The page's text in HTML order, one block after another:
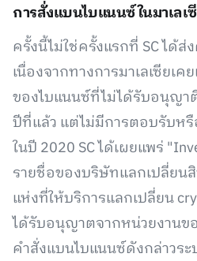
การสั่งแบนไบแนนซ์ในมาเลเ
ครั้งนี้ไม่ใช่ครั้งแรกที่ SC ได้ส่
เนื่องจากทางการมาเลเซียเ
ของไบแนนซ์ที่ไม่ได้รับอนุญา
ปีที่แล้ว แต่ไม่มีการตอบรับหรื
ในปี 2020 SC ได้เผยแพร่
รายชื่อของบริษัทแลกเปลี่ย
แห่งที่ให้บริการแลกเปลี่ยน
ได้รับอนุญาตจากหน่วยงานขอ
คำสั่งแบนไบแนนซ์ดังกล่าวร